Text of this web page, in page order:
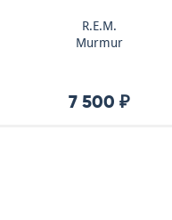
R.E.M.
Murmur
7 500 ₽